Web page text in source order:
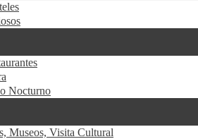
Nocturno
Museos, Visita Cultural